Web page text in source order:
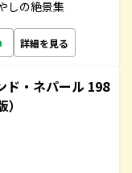
しの絶景集
詳細を見る
ド・ネパール 198